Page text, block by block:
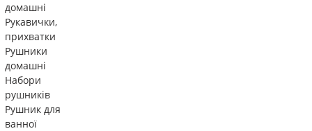
домашні
Рукавички,
прихватки
Рушники
домашні
Набори
рушників
Рушник для
ванної